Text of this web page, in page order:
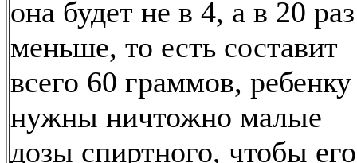
она будет не в 4, а в 20 раз
меньше, то есть составит
всего 60 граммов, ребенку
нужны ничтожно малые
дозы спиртного, чтобы его